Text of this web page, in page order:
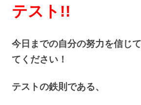
テスト!!
今日までの自分の努力を信じ
てください！
テストの鉄則である、